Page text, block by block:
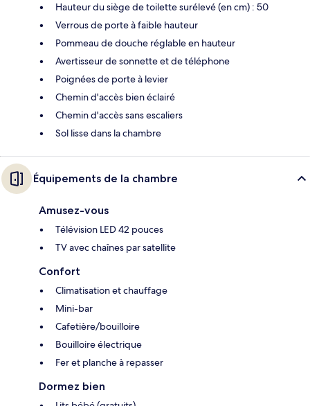
Hauteur du siège de toilette surélevé (en cm) : 50
Verrous de porte à faible hauteur
Pommeau de douche réglable en hauteur
Avertisseur de sonnette et de téléphone
Poignées de porte à levier
Chemin d'accès bien éclairé
Chemin d'accès sans escaliers
Sol lisse dans la chambre
Équipements de la chambre
Amusez-vous
Télévision LED 42 pouces
TV avec chaînes par satellite
Confort
Climatisation et chauffage
Mini-bar
Cafetière/bouilloire
Bouilloire électrique
Fer et planche à repasser
Dormez bien